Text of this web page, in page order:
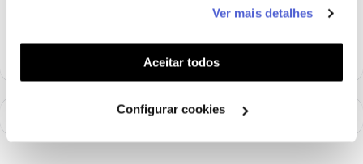
funcionalidades (cookies de personalização e
funcionalidade) e adaptar anúncios aos seus interesses
(cookies de publicidade personalizada). Pode gerir a
utilização dos cookies clicando em "Configurar
Ver mais detalhes
Aceitar todos
Configurar cookies
Ajude a comunidade a encontrar informação relevante. Marque